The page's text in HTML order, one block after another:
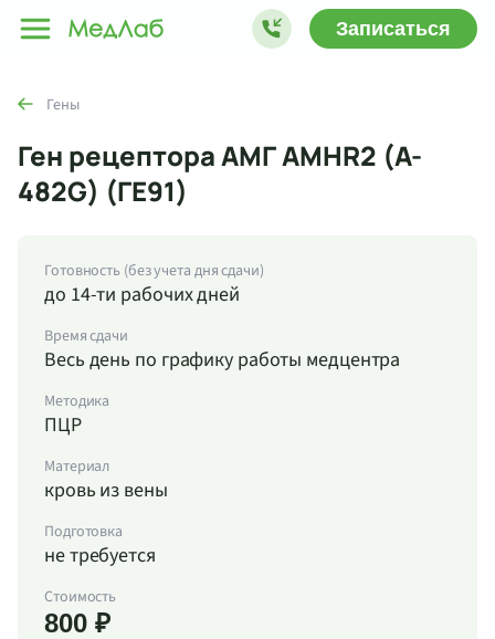
Записаться
Гены
Ген рецептора АМГ AMHR2 (A-
482G) (ГЕ91)
Готовность (без учета дня сдачи)
до 14-ти рабочих дней
Время сдачи
Весь день по графику работы медцентра
Методика
ПЦР
Материал
кровь из вены
Подготовка
не требуется
Стоимость
800 ₽